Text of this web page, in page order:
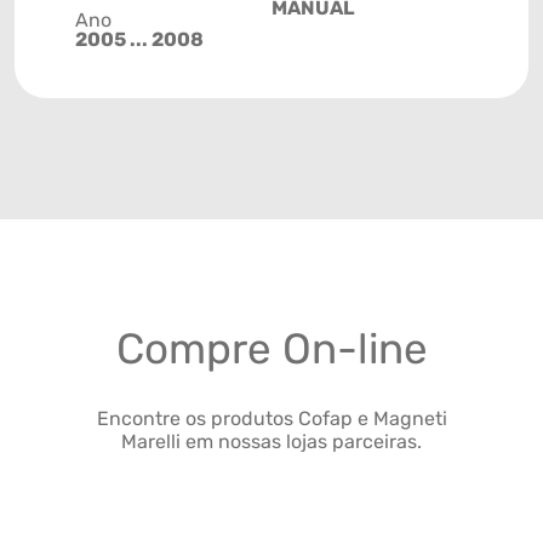
Ano
2005 ... 2008
MANUAL
Compre On-line
Encontre os produtos Cofap e Magneti
Marelli em nossas lojas parceiras.